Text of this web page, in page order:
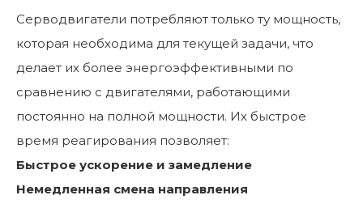
Серводвигатели потребляют только ту мощность,
которая необходима для текущей задачи, что
делает их более энергоэффективными по
сравнению с двигателями, работающими
постоянно на полной мощности. Их быстрое
время реагирования позволяет:
Быстрое ускорение и замедление
Немедленная смена направления